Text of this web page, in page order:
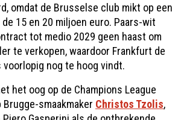
omdat de Brusselse club mikt op een
15 en 20 miljoen euro. Paars-wit
tot medio 2029 geen haast om
te verkopen, waardoor Frankfurt de
nog te hoog vindt.
het oog op de Champions League
smaakmaker Christos Tzolis,